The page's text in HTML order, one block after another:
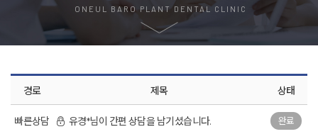
ONEUL BARO PLANT DENTAL CLINIC
경로 제목 상태
빠른상담 유경*님이 간편 상담을 남기셨습니다. 완료